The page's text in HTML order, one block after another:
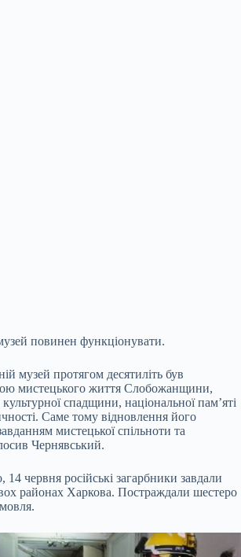
повинен функціонувати.
музей протягом десятиліть був
мистецького життя Слобожанщини,
спадщини, національної пам’яті
Саме тому відновлення його
мистецької спільноти та
Чернявський.
червня російські загарбники завдали
районах Харкова. Постраждали шестеро